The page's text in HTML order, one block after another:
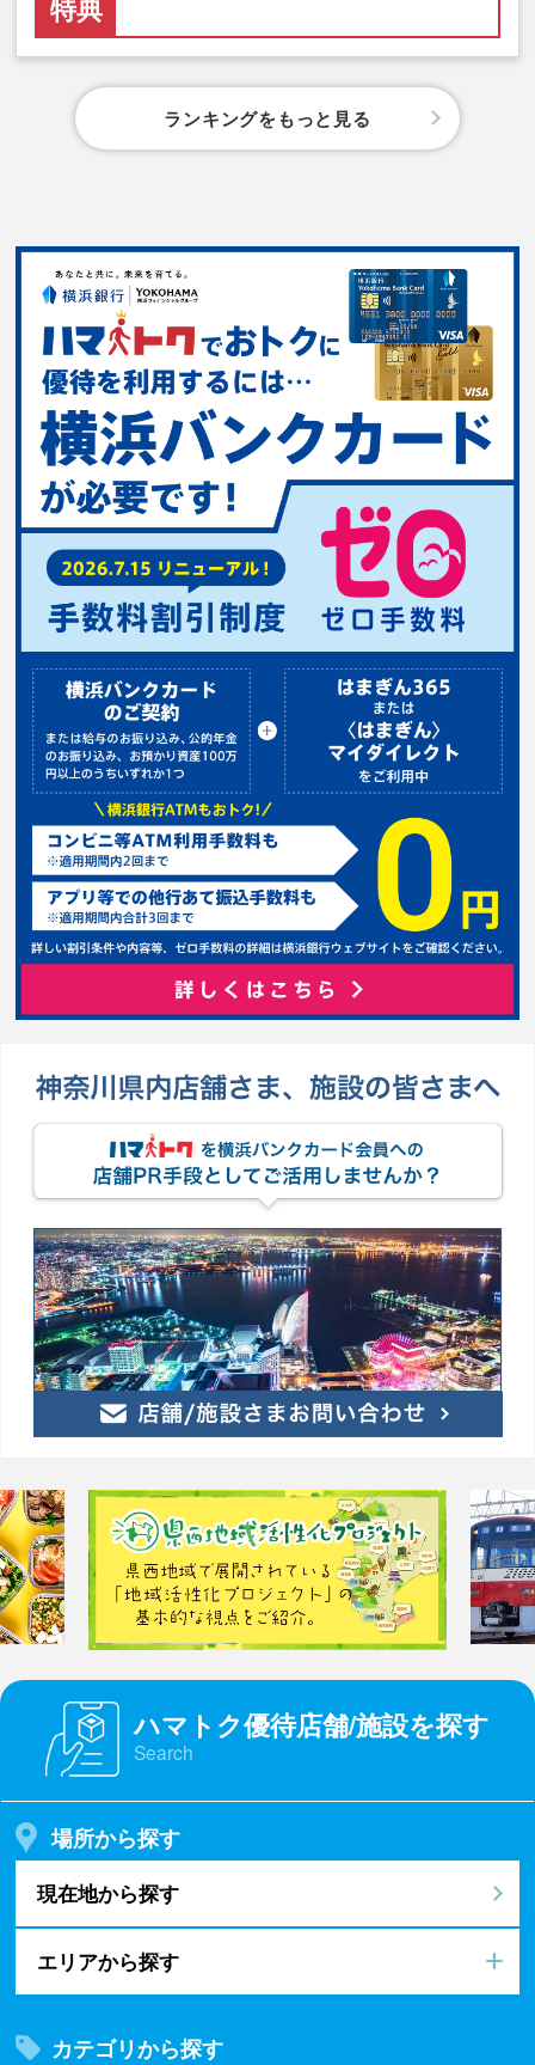
特典
ランキングをもっと見る
ハマトク優待店舗/施設を探す
Search
場所から探す
現在地から探す
エリアから探す
カテゴリから探す